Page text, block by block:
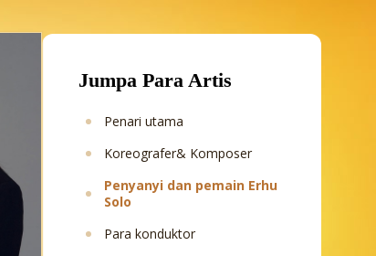
Jumpa Para Artis
Penari utama
Koreografer& Komposer
Penyanyi dan pemain Erhu
Solo
Para konduktor